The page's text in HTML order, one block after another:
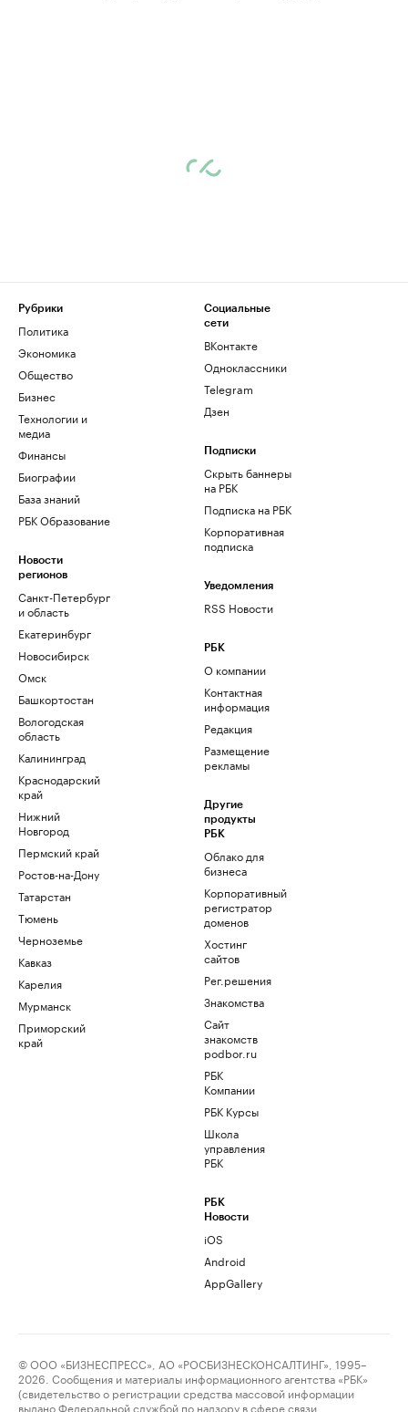
Рубрики
Политика
Экономика
Общество
Бизнес
Технологии и
медиа
Финансы
Биографии
База знаний
РБК Образование
Новости
регионов
Санкт-Петербург
и область
Екатеринбург
Новосибирск
Омск
Башкортостан
Вологодская
область
Калининград
Краснодарский
край
Нижний
Новгород
Пермский край
Ростов-на-Дону
Татарстан
Тюмень
Черноземье
Кавказ
Карелия
Мурманск
Приморский
край
Социальные
сети
ВКонтакте
Одноклассники
Telegram
Дзен
Подписки
Скрыть баннеры
на РБК
Подписка на РБК
Корпоративная
подписка
Уведомления
RSS Новости
РБК
О компании
Контактная
информация
Редакция
Размещение
рекламы
Другие
продукты
РБК
Облако для
бизнеса
Корпоративный
регистратор
доменов
Хостинг
сайтов
Рег.решения
Знакомства
Сайт
знакомств
podbor.ru
РБК
Компании
РБК Курсы
Школа
управления
РБК
РБК
Новости
iOS
Android
AppGallery
© ООО «БИЗНЕСПРЕСС», АО «РОСБИЗНЕСКОНСАЛТИНГ», 1995–
2026. Сообщения и материалы информационного агентства «РБК»
(свидетельство о регистрации средства массовой информации
выдано Федеральной службой по надзору в сфере связи,